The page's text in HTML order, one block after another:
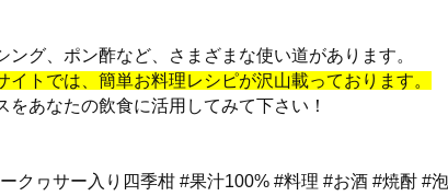
ング、ポン酢など、さまざまな使い道があります。
イトでは、簡単お料理レシピが沢山載っております。
をあなたの飲食に活用してみて下さい！
クヮサー入り四季柑 #果汁100% #料理 #お酒 #焼酎 #